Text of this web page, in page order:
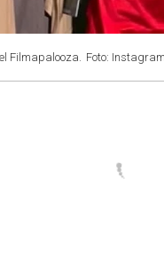
Filmapalooza. Foto: